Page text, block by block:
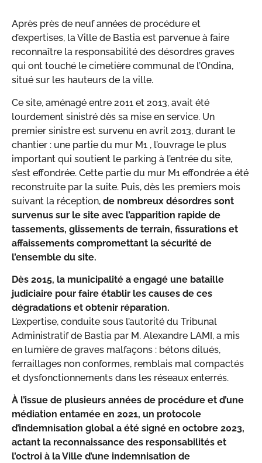
Après près de neuf années de procédure et
d’expertises, la Ville de Bastia est parvenue à faire
reconnaître la responsabilité des désordres graves
qui ont touché le cimetière communal de l’Ondina,
situé sur les hauteurs de la ville.
Ce site, aménagé entre 2011 et 2013, avait été
lourdement sinistré dès sa mise en service. Un
premier sinistre est survenu en avril 2013, durant le
chantier : une partie du mur M1 , l’ouvrage le plus
important qui soutient le parking à l’entrée du site,
s’est effondrée. Cette partie du mur M1 effondrée a été
reconstruite par la suite. Puis, dès les premiers mois
suivant la réception, de nombreux désordres sont
survenus sur le site avec l’apparition rapide de
tassements, glissements de terrain, fissurations et
affaissements compromettant la sécurité de
l’ensemble du site.
Dès 2015, la municipalité a engagé une bataille
judiciaire pour faire établir les causes de ces
dégradations et obtenir réparation.
L’expertise, conduite sous l’autorité du Tribunal
Administratif de Bastia par M. Alexandre LAMI, a mis
en lumière de graves malfaçons : bétons dilués,
ferraillages non conformes, remblais mal compactés
et dysfonctionnements dans les réseaux enterrés.
À l’issue de plusieurs années de procédure et d’une
médiation entamée en 2021, un protocole
d’indemnisation global a été signé en octobre 2023,
actant la reconnaissance des responsabilités et
l’octroi à la Ville d’une indemnisation de